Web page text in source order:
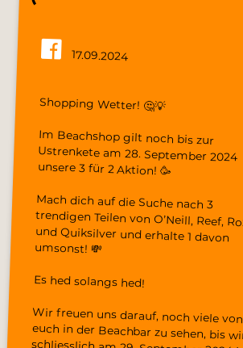
17.09.2024
Shopping Wetter! 🤔💡
Im Beachshop gilt noch bis zur
Ustrenkete am 28. September 2024
unsere 3 für 2 Aktion! 🥳
Mach dich auf die Suche nach 3
trendigen Teilen von O’Neill, Reef, Roxy
und Quiksilver und erhalte 1 davon
umsonst! 💸
Es hed solangs hed!
Wir freuen uns darauf, noch viele von
euch in der Beachbar zu sehen, bis wir
schliesslich am 29. September 2024 in